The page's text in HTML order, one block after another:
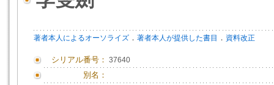
著者本人によるオーソライズ ． 著者本人が提供した書目 ． 資料改正
シリアル番号： 37640
別名：